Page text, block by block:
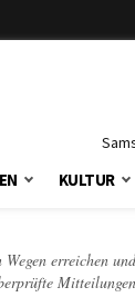
KULTUR
erreichen